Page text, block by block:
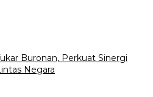
Buronan, Perkuat Sinergi
Negara